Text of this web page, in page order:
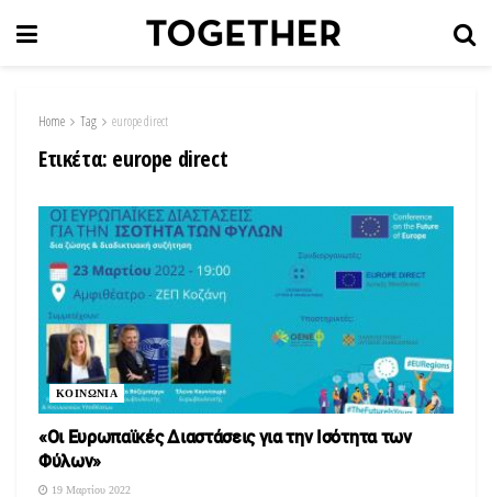
Home Tag europe direct
Ετικέτα: europe direct
ΚΟΙΝΩΝΙΑ
«Οι Ευρωπαϊκές Διαστάσεις για την Ισότητα των
Φύλων»
19 Μαρτίου 2022